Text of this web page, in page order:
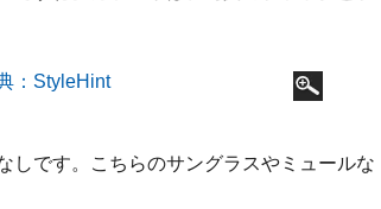
しです。こちらのサングラスやミュールな